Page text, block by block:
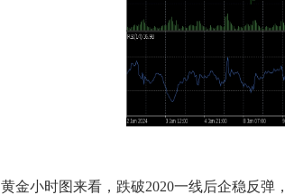
黄金小时图来看，跌破2020一线后企稳反弹